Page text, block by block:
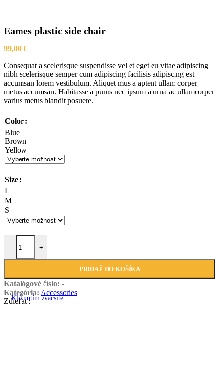
Kliknutím zväčšíte
Eames plastic side chair
99,00 €
Consequat a scelerisque suspendisse vel et eget eu vitae adipiscing
nibh scelerisque semper cum adipiscing facilisis adipiscing est
accumsan lorem vestibulum. Aliquet mus a aptent ullam corper
metus accumsan. Habitasse a purus nec ipsum a urna ac ullamcorper
varius metus blandit posuere.
Color
Blue
Brown
Yellow
Size
L
M
S
-
množstvo Eames plastic side chair
+
PRIDAŤ DO KOŠÍKA
Katalógové číslo: -
Kategória: Accessories
Zdieľať: